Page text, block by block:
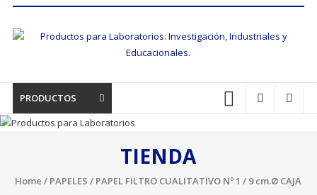
Industriales
y
PRODUCTOS
TIENDA
Home / PAPELES / PAPEL FILTRO CUALITATIVO Nº 1 / 9 cm.Ø CAJA